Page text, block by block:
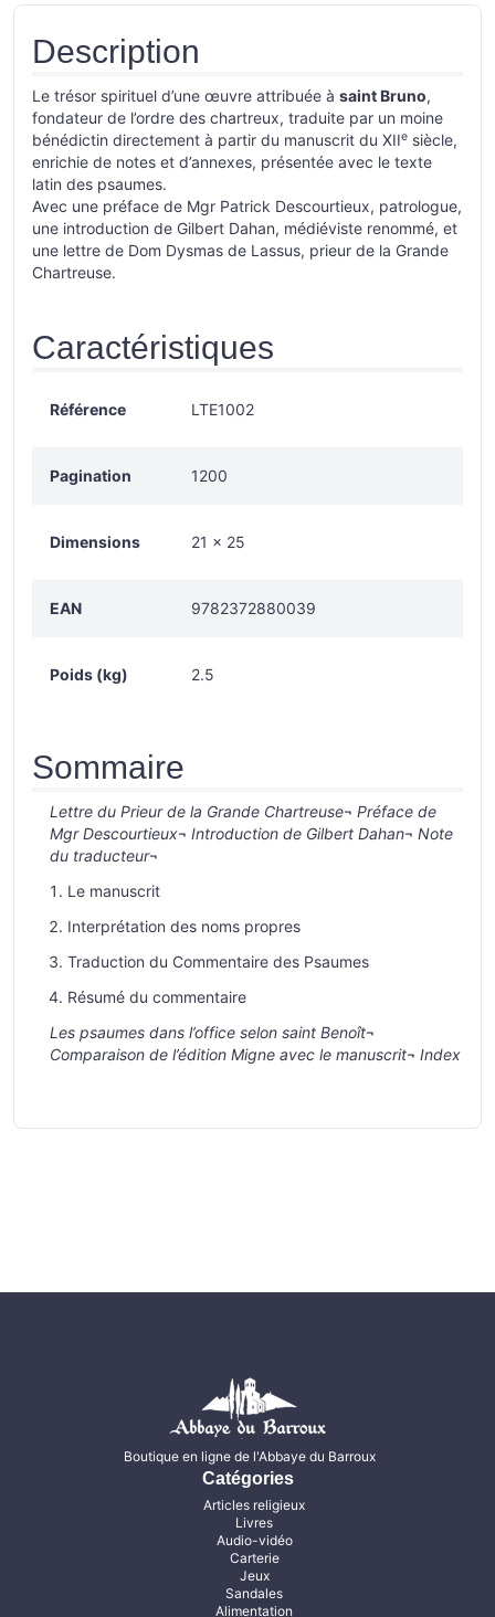
Description
Le trésor spirituel d’une œuvre attribuée à saint Bruno,
fondateur de l’ordre des chartreux, traduite par un moine
bénédictin directement à partir du manuscrit du XIIe siècle,
enrichie de notes et d’annexes, présentée avec le texte
latin des psaumes.
Avec une préface de Mgr Patrick Descourtieux, patrologue,
une introduction de Gilbert Dahan, médiéviste renommé, et
une lettre de Dom Dysmas de Lassus, prieur de la Grande
Chartreuse.
Caractéristiques
Référence LTE1002
Pagination 1200
Dimensions 21 × 25
EAN 9782372880039
Poids (kg) 2.5
Sommaire
Lettre du Prieur de la Grande Chartreuse¬ Préface de
Mgr Descourtieux¬ Introduction de Gilbert Dahan¬ Note
du traducteur¬
Le manuscrit
Interprétation des noms propres
Traduction du Commentaire des Psaumes
Résumé du commentaire
Les psaumes dans l’office selon saint Benoît¬
Comparaison de l’édition Migne avec le manuscrit¬ Index
Boutique en ligne de l'Abbaye du Barroux
Catégories
Articles religieux
Livres
Audio-vidéo
Carterie
Jeux
Sandales
Alimentation